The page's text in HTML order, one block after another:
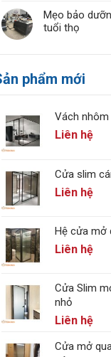
Mẹo bảo
tuổi thọ
phẩm mới
Vách nhôm
Liên hệ
Cửa slim
Liên hệ
Hệ cửa mở
Liên hệ
Cửa Slim
nhỏ
Liên hệ
Cửa mở